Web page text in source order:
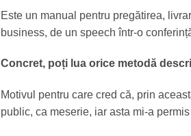
Este un manual pentru pregătirea,
business, de un speech într-o
Concret, poți lua orice metodă
Motivul pentru care cred că, prin
public, ca meserie, iar asta mi-a